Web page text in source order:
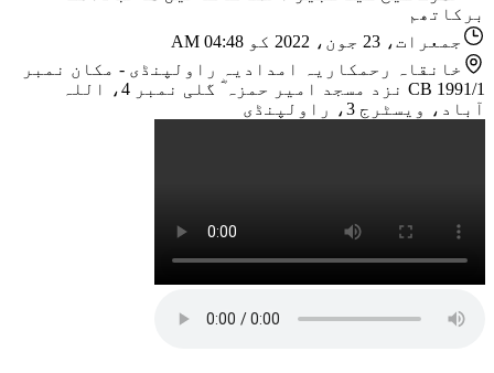
برکاتھم
جمعرات، 23 جون، 2022 کو 04:48 AM
خانقاہ رحمکاریہ امدادیہ راولپنڈی - مکان نمبر
CB 1991/1 نزد مسجد امیر حمزہ ؓ گلی نمبر 4، اللہ
آباد، ویسٹرج 3، راولپنڈی